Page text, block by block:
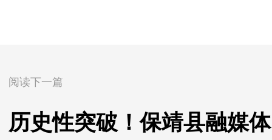
阅读下一篇
历史性突破！保靖县融媒